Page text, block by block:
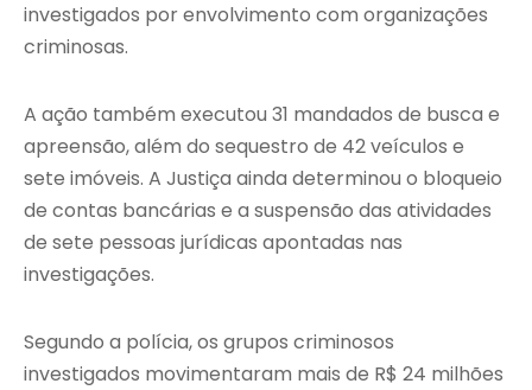
investigados por envolvimento com organizações
criminosas.
A ação também executou 31 mandados de busca e
apreensão, além do sequestro de 42 veículos e
sete imóveis. A Justiça ainda determinou o bloqueio
de contas bancárias e a suspensão das atividades
de sete pessoas jurídicas apontadas nas
investigações.
Segundo a polícia, os grupos criminosos
investigados movimentaram mais de R$ 24 milhões